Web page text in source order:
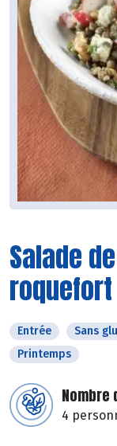
Salade
roquefort
Entrée Sans
Printemps
Nombre
4